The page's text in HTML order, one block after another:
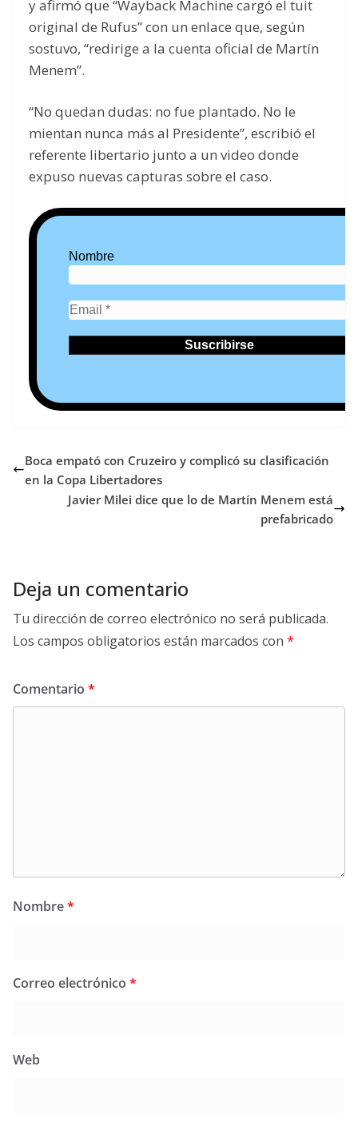
y afirmó que “Wayback Machine cargó el tuit
original de Rufus” con un enlace que, según
sostuvo, “redirige a la cuenta oficial de Martín
Menem”.
“No quedan dudas: no fue plantado. No le
mientan nunca más al Presidente”, escribió el
referente libertario junto a un video donde
expuso nuevas capturas sobre el caso.
Nombre
Boca empató con Cruzeiro y complicó su clasificación
en la Copa Libertadores
Javier Milei dice que lo de Martín Menem está
prefabricado
Deja un comentario
Tu dirección de correo electrónico no será publicada.
Los campos obligatorios están marcados con *
Comentario *
Nombre*
Correo electrónico *
Web